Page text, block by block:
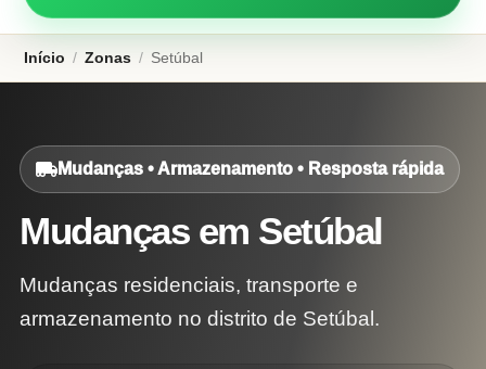
Início / Zonas / Setúbal
Mudanças • Armazenamento • Resposta rápida
Mudanças em Setúbal
Mudanças residenciais, transporte e
armazenamento no distrito de Setúbal.